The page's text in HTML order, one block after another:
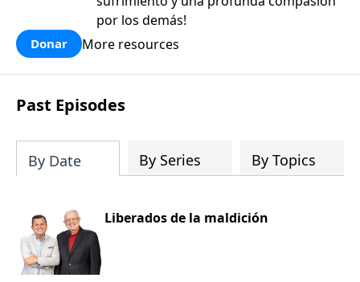
por los demás!
Donar More resources
Past Episodes
By Date By Series By Topics
Liberados de la maldición